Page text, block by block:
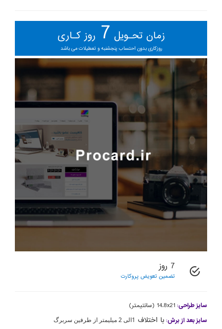
زمان تحـویل 7 روز کـاری
روزکاری بدون احتساب پنجشنبه و تعطیلات می باشد
7 روز
تضمین تعویض پروکارت
سایز طراحی: 14.8x21 (سانتیمتر)
سایز بعد از برش: با اختلاف 1الی 2 میلیمتر از طرفین سربرگ